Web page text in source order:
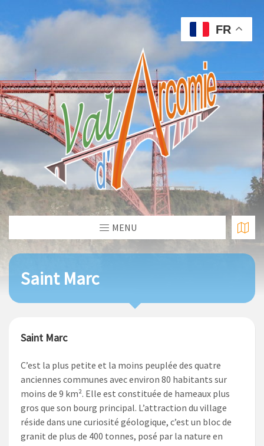
MENU
Saint Marc
Saint Marc
C’est la plus petite et la moins peuplée des quatre
anciennes communes avec environ 80 habitants sur
moins de 9 km². Elle est constituée de hameaux plus
gros que son bourg principal. L’attraction du village
réside dans une curiosité géologique, c’est un bloc de
granit de plus de 400 tonnes, posé par la nature en
FR